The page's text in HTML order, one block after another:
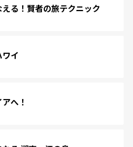
る！賢者の旅テクニック
イ
へ！